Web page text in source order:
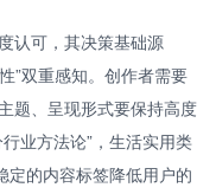
认可，其决策基础源
”双重感知。创作者需要
题、呈现形式要保持高度
业方法论”，生活实用类
定的内容标签降低用户的